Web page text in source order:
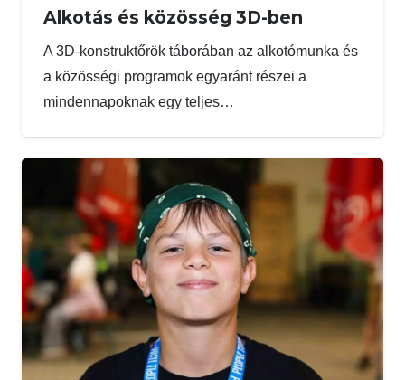
Alkotás és közösség 3D-ben
A 3D-konstruktőrök táborában az alkotómunka és
a közösségi programok egyaránt részei a
mindennapoknak egy teljes…